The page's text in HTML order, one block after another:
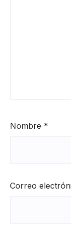
Nombre *
Correo